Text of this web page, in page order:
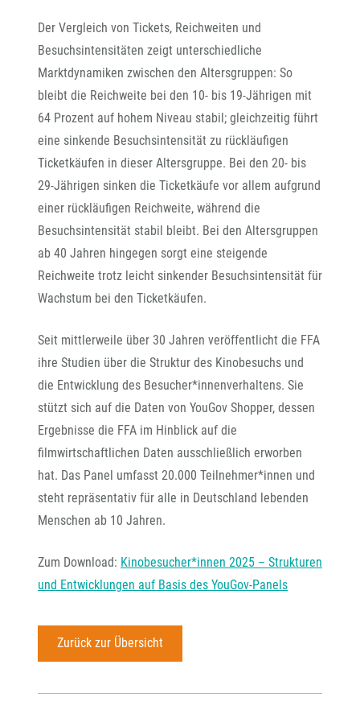
Der Vergleich von Tickets, Reichweiten und
Besuchsintensitäten zeigt unterschiedliche
Marktdynamiken zwischen den Altersgruppen: So
bleibt die Reichweite bei den 10- bis 19-Jährigen mit
64 Prozent auf hohem Niveau stabil; gleichzeitig führt
eine sinkende Besuchsintensität zu rückläufigen
Ticketkäufen in dieser Altersgruppe. Bei den 20- bis
29-Jährigen sinken die Ticketkäufe vor allem aufgrund
einer rückläufigen Reichweite, während die
Besuchsintensität stabil bleibt. Bei den Altersgruppen
ab 40 Jahren hingegen sorgt eine steigende
Reichweite trotz leicht sinkender Besuchsintensität für
Wachstum bei den Ticketkäufen.
Seit mittlerweile über 30 Jahren veröffentlicht die FFA
ihre Studien über die Struktur des Kinobesuchs und
die Entwicklung des Besucher*innenverhaltens. Sie
stützt sich auf die Daten von YouGov Shopper, dessen
Ergebnisse die FFA im Hinblick auf die
filmwirtschaftlichen Daten ausschließlich erworben
hat. Das Panel umfasst 20.000 Teilnehmer*innen und
steht repräsentativ für alle in Deutschland lebenden
Menschen ab 10 Jahren.
Zum Download: Kinobesucher*innen 2025 – Strukturen
und Entwicklungen auf Basis des YouGov-Panels
Zurück zur Übersicht